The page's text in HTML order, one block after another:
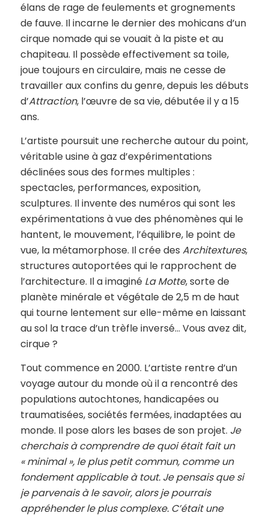
élans de rage de feulements et grognements
de fauve. Il incarne le dernier des mohicans d’un
cirque nomade qui se vouait à la piste et au
chapiteau. Il possède effectivement sa toile,
joue toujours en circulaire, mais ne cesse de
travailler aux confins du genre, depuis les débuts
d’Attraction, l’œuvre de sa vie, débutée il y a 15
ans.
L’artiste poursuit une recherche autour du point,
véritable usine à gaz d’expérimentations
déclinées sous des formes multiples :
spectacles, performances, exposition,
sculptures. Il invente des numéros qui sont les
expérimentations à vue des phénomènes qui le
hantent, le mouvement, l’équilibre, le point de
vue, la métamorphose. Il crée des Architextures,
structures autoportées qui le rapprochent de
l’architecture. Il a imaginé La Motte, sorte de
planète minérale et végétale de 2,5 m de haut
qui tourne lentement sur elle-même en laissant
au sol la trace d’un trèfle inversé… Vous avez dit,
cirque ?
Tout commence en 2000. L’artiste rentre d’un
voyage autour du monde où il a rencontré des
populations autochtones, handicapées ou
traumatisées, sociétés fermées, inadaptées au
monde. Il pose alors les bases de son projet. Je
cherchais à comprendre de quoi était fait un
« minimal », le plus petit commun, comme un
fondement applicable à tout. Je pensais que si
je parvenais à le savoir, alors je pourrais
appréhender le plus complexe. C’était une